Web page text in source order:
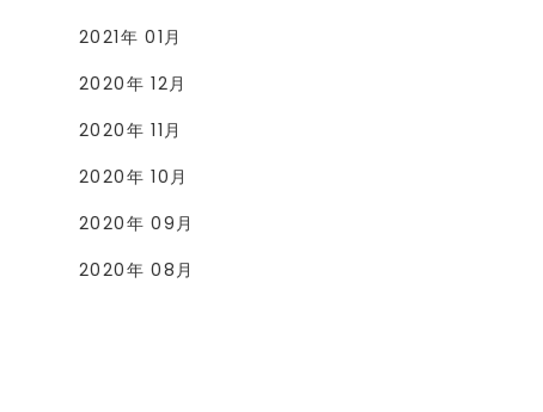
2021年 01月
2020年 12月
2020年 11月
2020年 10月
2020年 09月
2020年 08月